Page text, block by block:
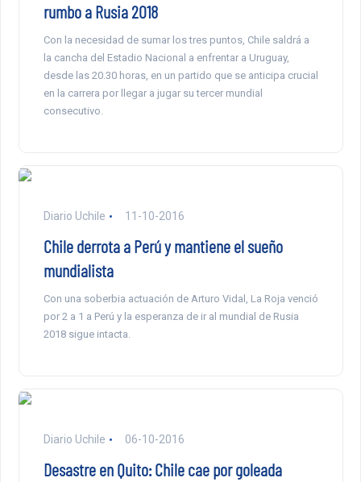
rumbo a Rusia 2018
Con la necesidad de sumar los tres puntos, Chile saldrá a
la cancha del Estadio Nacional a enfrentar a Uruguay,
desde las 20.30 horas, en un partido que se anticipa crucial
en la carrera por llegar a jugar su tercer mundial
consecutivo.
Diario Uchile 11-10-2016
Chile derrota a Perú y mantiene el sueño
mundialista
Con una soberbia actuación de Arturo Vidal, La Roja venció
por 2 a 1 a Perú y la esperanza de ir al mundial de Rusia
2018 sigue intacta.
Diario Uchile 06-10-2016
Desastre en Quito: Chile cae por goleada